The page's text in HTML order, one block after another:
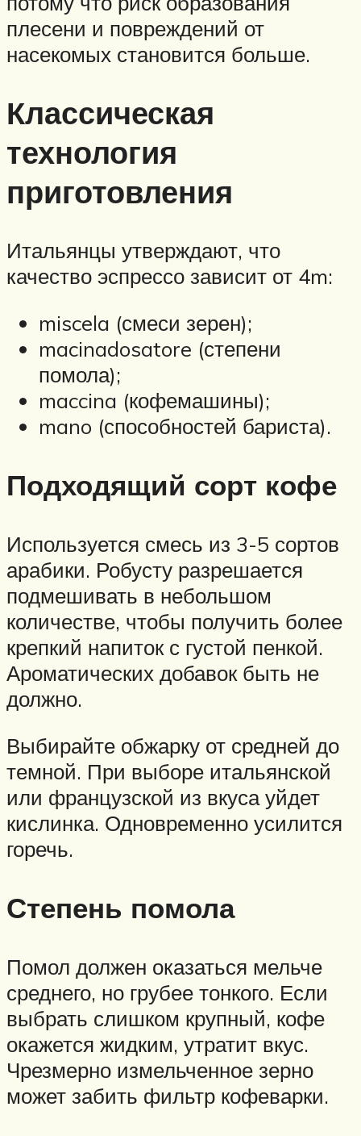
плесени и повреждений от
насекомых становится больше.
Классическая
технология
приготовления
Итальянцы утверждают, что
качество эспрессо зависит от 4m:
miscela (смеси зерен);
macinadosatore (степени
помола);
maccina (кофемашины);
mano (способностей бариста).
Подходящий сорт кофе
Используется смесь из 3-5 сортов
арабики. Робусту разрешается
подмешивать в небольшом
количестве, чтобы получить более
крепкий напиток с густой пенкой.
Ароматических добавок быть не
должно.
Выбирайте обжарку от средней до
темной. При выборе итальянской
или французской из вкуса уйдет
кислинка. Одновременно усилится
горечь.
Степень помола
Помол должен оказаться мельче
среднего, но грубее тонкого. Если
выбрать слишком крупный, кофе
окажется жидким, утратит вкус.
Чрезмерно измельченное зерно
может забить фильтр кофеварки.